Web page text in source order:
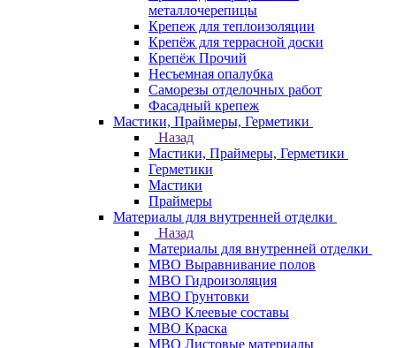
металлочерепицы
Крепеж для теплоизоляции
Крепёж для террасной доски
Крепёж Прочий
Несъемная опалубка
Саморезы отделочных работ
Фасадный крепеж
Мастики, Праймеры, Герметики
Назад
Мастики, Праймеры, Герметики
Герметики
Мастики
Праймеры
Материалы для внутренней отделки
Назад
Материалы для внутренней отделки
МВО Выравнивание полов
МВО Гидроизоляция
МВО Грунтовки
МВО Клеевые составы
МВО Краска
МВО Листовые материалы